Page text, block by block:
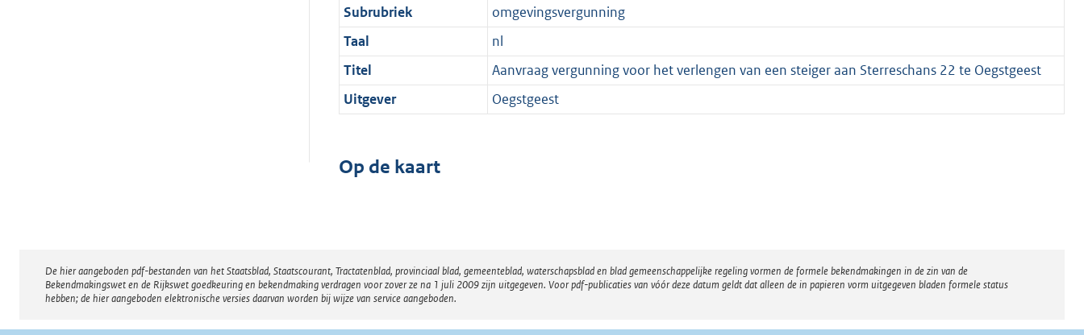
Subrubriek
omgevingsvergunning
Taal
nl
Titel
Aanvraag vergunning voor het verlengen van een steiger aan Sterreschans 22 te Oegstgeest
Uitgever
Oegstgeest
Op de kaart
Disclaimer
De hier aangeboden pdf-bestanden van het Staatsblad, Staatscourant, Tractatenblad, provinciaal blad, gemeenteblad, waterschapsblad en blad gemeenschappelijke regeling vormen de formele bekendmakingen in de zin van de
Bekendmakingswet en de Rijkswet goedkeuring en bekendmaking verdragen voor zover ze na 1 juli 2009 zijn uitgegeven. Voor pdf-publicaties van vóór deze datum geldt dat alleen de in papieren vorm uitgegeven bladen formele status
hebben; de hier aangeboden elektronische versies daarvan worden bij wijze van service aangeboden.